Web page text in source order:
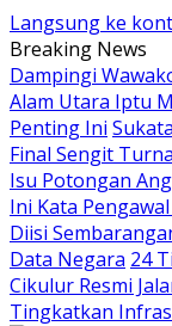
Langsung ke
Breaking News
Dampingi
Alam Utara Iptu
Penting Ini
Final Sengit
Isu Potongan
Ini Kata
Diisi
Data Negara 24
Cikulur Resmi
Tingkatkan